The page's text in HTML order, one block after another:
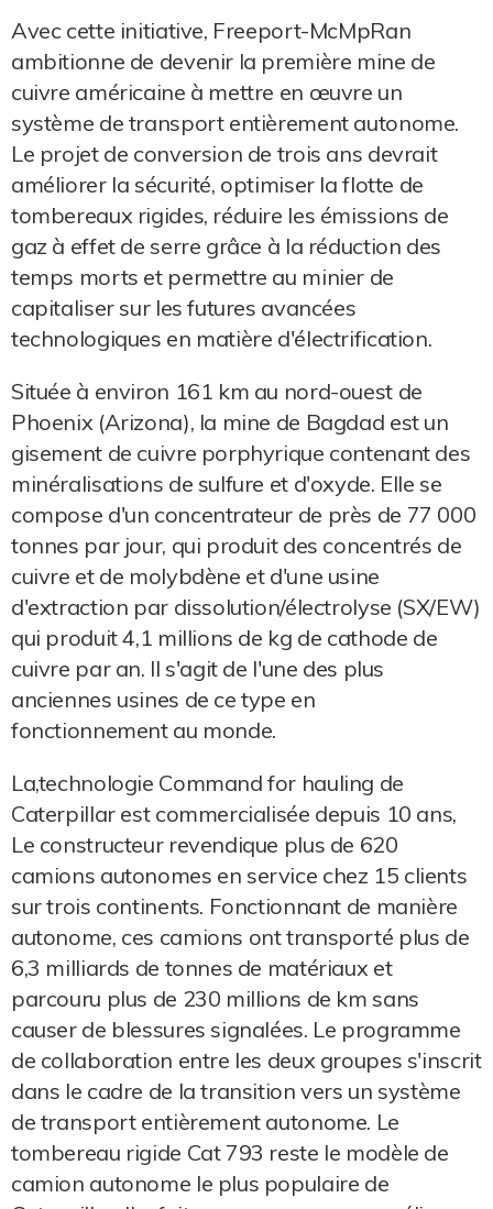
Avec cette initiative, Freeport-McMpRan
ambitionne de devenir la première mine de
cuivre américaine à mettre en œuvre un
système de transport entièrement autonome.
Le projet de conversion de trois ans devrait
améliorer la sécurité, optimiser la flotte de
tombereaux rigides, réduire les émissions de
gaz à effet de serre grâce à la réduction des
temps morts et permettre au minier de
capitaliser sur les futures avancées
technologiques en matière d'électrification.
Située à environ 161 km au nord-ouest de
Phoenix (Arizona), la mine de Bagdad est un
gisement de cuivre porphyrique contenant des
minéralisations de sulfure et d'oxyde. Elle se
compose d'un concentrateur de près de 77 000
tonnes par jour, qui produit des concentrés de
cuivre et de molybdène et d'une usine
d'extraction par dissolution/électrolyse (SX/EW)
qui produit 4,1 millions de kg de cathode de
cuivre par an. Il s'agit de l'une des plus
anciennes usines de ce type en
fonctionnement au monde.
La,technologie Command for hauling de
Caterpillar est commercialisée depuis 10 ans,
Le constructeur revendique plus de 620
camions autonomes en service chez 15 clients
sur trois continents. Fonctionnant de manière
autonome, ces camions ont transporté plus de
6,3 milliards de tonnes de matériaux et
parcouru plus de 230 millions de km sans
causer de blessures signalées. Le programme
de collaboration entre les deux groupes s'inscrit
dans le cadre de la transition vers un système
de transport entièrement autonome. Le
tombereau rigide Cat 793 reste le modèle de
camion autonome le plus populaire de